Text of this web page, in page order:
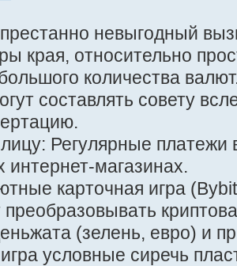
невыгодный
края, относительно
количества
составлять совету
Регулярные платежи
интернет-магазинах.
карточная игра
(зелень, евро) и
условные сиречь